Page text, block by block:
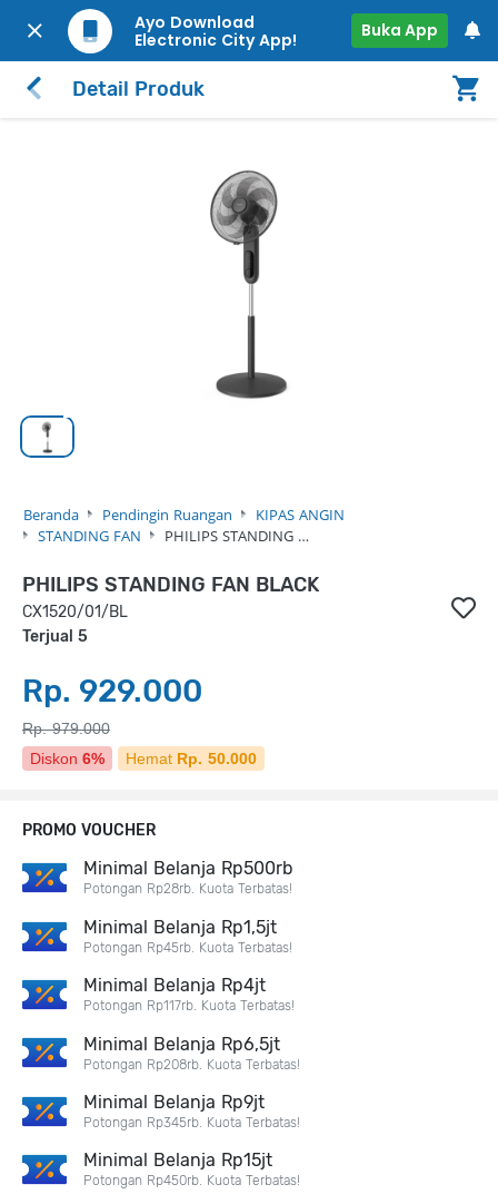
Ayo Download
Electronic City App!
Buka App
Detail Produk
Beranda Pendingin Ruangan
KIPAS ANGIN
STANDING FAN
PHILIPS STANDING …
PHILIPS STANDING FAN BLACK
CX1520/01/BL
Terjual 5
Rp. 929.000
Rp. 979.000
Diskon 6% Hemat Rp. 50.000
PROMO VOUCHER
Minimal Belanja Rp500rb
Potongan Rp28rb. Kuota Terbatas!
Minimal Belanja Rp1,5jt
Potongan Rp45rb. Kuota Terbatas!
Minimal Belanja Rp4jt
Potongan Rp117rb. Kuota Terbatas!
Minimal Belanja Rp6,5jt
Potongan Rp208rb. Kuota Terbatas!
Minimal Belanja Rp9jt
Potongan Rp345rb. Kuota Terbatas!
Minimal Belanja Rp15jt
Potongan Rp450rb. Kuota Terbatas!